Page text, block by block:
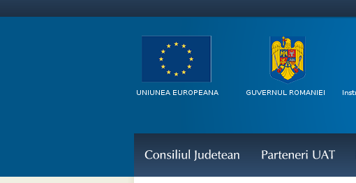
Consiliul Judetean Parteneri UAT